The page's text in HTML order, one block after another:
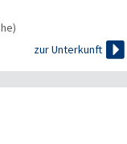
zur Unterkunft 